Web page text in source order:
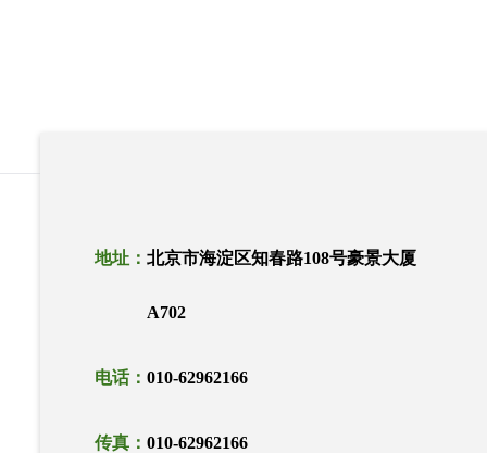
地址： 北京市海淀区知春路108号豪景大厦
A702
电话： 010-62962166
传真： 010-62962166